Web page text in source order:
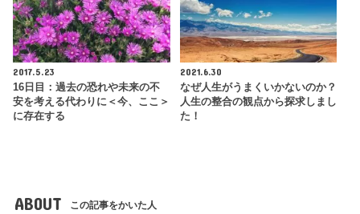
2017.5.23
16日目：過去の恐れや未来の不
安を考える代わりに＜今、ここ＞
に存在する
2021.6.30
なぜ人生がうまくいかないのか？
人生の整合の観点から探求しまし
た！
ABOUT この記事をかいた人